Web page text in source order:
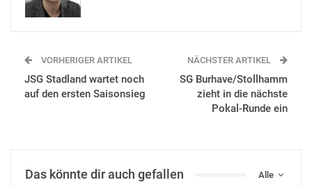
VORHERIGER ARTIKEL
JSG Stadland wartet noch
auf den ersten Saisonsieg
NÄCHSTER ARTIKEL
SG Burhave/Stollhamm
zieht in die nächste
Pokal-Runde ein
Alle
Das könnte dir auch gefallen